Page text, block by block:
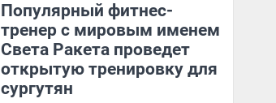
Популярный фитнес-
тренер с мировым именем
Света Ракета проведет
открытую тренировку для
сургутян